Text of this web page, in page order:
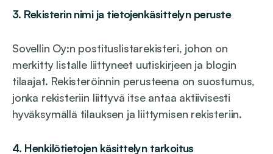
3. Rekisterin nimi ja tietojenkäsittelyn peruste
Sovellin Oy:n postituslistarekisteri, johon on
merkitty listalle liittyneet uutiskirjeen ja blogin
tilaajat. Rekisteröinnin perusteena on suostumus,
jonka rekisteriin liittyvä itse antaa aktiivisesti
hyväksymällä tilauksen ja liittymisen rekisteriin.
4. Henkilötietojen käsittelyn tarkoitus